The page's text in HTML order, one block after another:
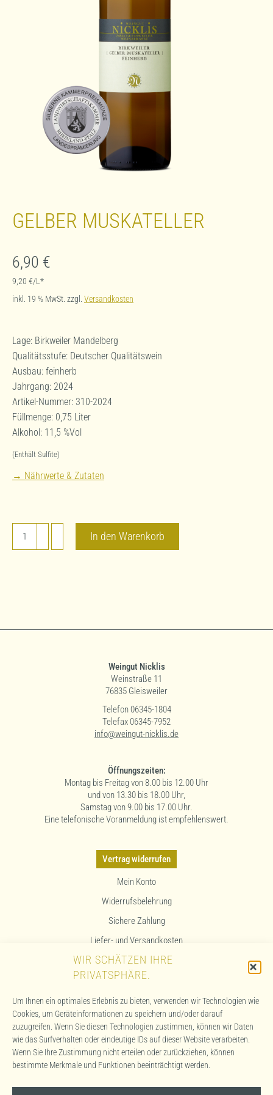
WIR SCHÄTZEN IHRE
PRIVATSPHÄRE.
Um Ihnen ein optimales Erlebnis zu bieten, verwenden wir Technologien wie
Cookies, um Geräteinformationen zu speichern und/oder darauf
zuzugreifen. Wenn Sie diesen Technologien zustimmen, können wir Daten
wie das Surfverhalten oder eindeutige IDs auf dieser Website verarbeiten.
Wenn Sie Ihre Zustimmung nicht erteilen oder zurückziehen, können
bestimmte Merkmale und Funktionen beeinträchtigt werden.
GELBER MUSKATELLER
6,90 €
9,20 €/L*
inkl. 19 % MwSt. zzgl. Versandkosten
Lage: Birkweiler Mandelberg
Qualitätsstufe: Deutscher Qualitätswein
Ausbau: feinherb
Jahrgang: 2024
Artikel-Nummer: 310-2024
Füllmenge: 0,75 Liter
Alkohol: 11,5 %Vol
(Enthält Sulfite)
→ Nährwerte & Zutaten
In den Warenkorb
Weingut Nicklis
Weinstraße 11
76835 Gleisweiler
Telefon 06345-1804
Telefax 06345-7952
info@weingut-nicklis.de
Öffnungszeiten:
Montag bis Freitag von 8.00 bis 12.00 Uhr
und von 13.30 bis 18.00 Uhr,
Samstag von 9.00 bis 17.00 Uhr.
Eine telefonische Voranmeldung ist empfehlenswert.
Vertrag widerrufen
Mein Konto
Widerrufsbelehrung
Sichere Zahlung
Liefer- und Versandkosten
Allergenhinweis
AGB
Impressum
Datenschutzerklärung
Cookie-Richtlinie (EU)